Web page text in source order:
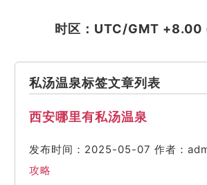
时区：UTC/GMT +8.00
私汤温泉标签文章列表
西安哪里有私汤温泉
发布时间：2025-05-07 作者：
攻略